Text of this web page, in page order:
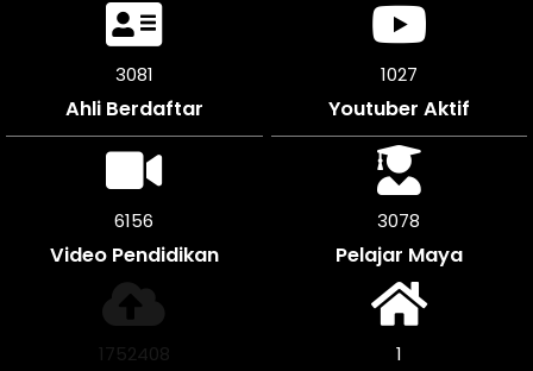
3426
Ahli Berdaftar
1142
Youtuber Aktif
6852
Video Pendidikan
3426
Pelajar Maya
1950536 1